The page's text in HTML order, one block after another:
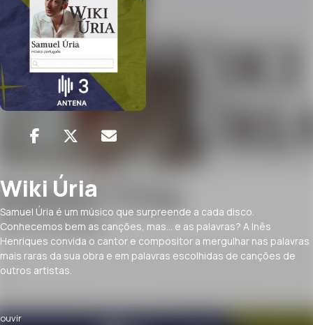
Wiki Úria
Samuel Úria é um músico que surpreende a cada disco.
Conhecemos bem as canções, mas... e as palavras? A Inês
Henriques convida o cantor e compositor a mergulhar nas palavras
mais raras da sua obra e em palavras escolhidas de canções de
outros artistas.
ouvir